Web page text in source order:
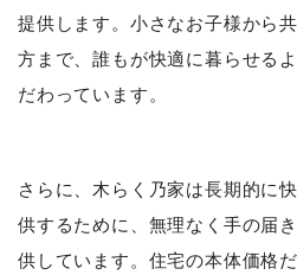
提供します。小さなお子様から
方まで、誰もが快適に暮らせる
だわっています。
さらに、木らく乃家は長期的に
供するために、無理なく手の届
供しています。住宅の本体価格